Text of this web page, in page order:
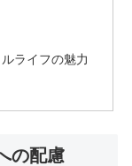
ライフの魅力
の配慮